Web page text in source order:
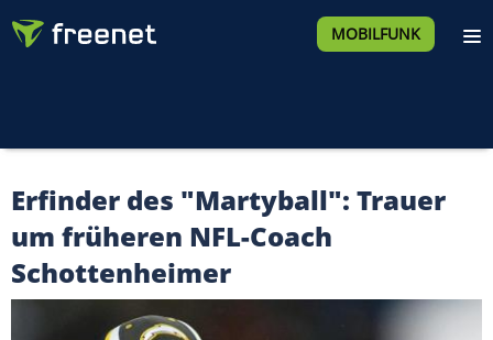
MOBILFUNK
Erfinder des "Martyball": Trauer
um früheren NFL-Coach
Schottenheimer